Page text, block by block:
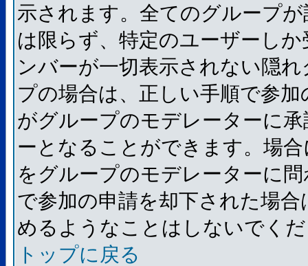
示されます。全てのグループ
は限らず、特定のユーザーし
ンバーが一切表示されない隠
プの場合は、正しい手順で参
がグループのモデレーターに
ーとなることができます。場
をグループのモデレーターに
で参加の申請を却下された場
めるようなことはしないでく
トップに戻る